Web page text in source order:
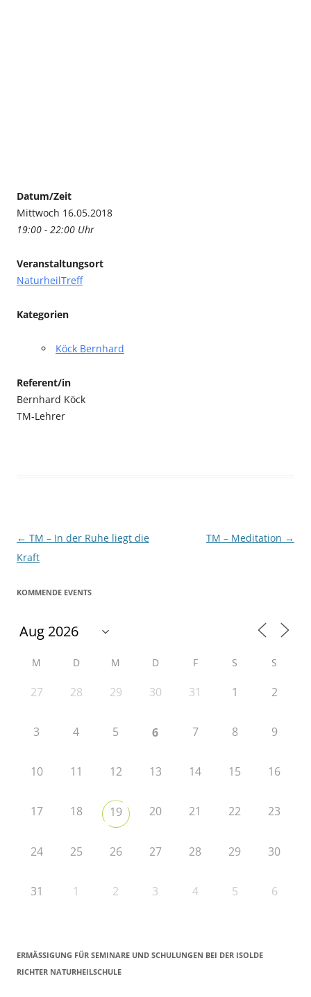
Datum/Zeit
Mittwoch 16.05.2018
19:00 - 22:00 Uhr
Veranstaltungsort
NaturheilTreff
Kategorien
Köck Bernhard
Referent/in
Bernhard Köck
TM-Lehrer
Beitragsnavigation
← TM – In der Ruhe liegt die
Kraft
TM – Meditation →
KOMMENDE EVENTS
M D M D F S S
27 28 29 30 31 1 2
3 4 5 6 7 8 9
10 11 12 13 14 15 16
17 18 19 20 21 22 23
24 25 26 27 28 29 30
31 1 2 3 4 5 6
ERMÄSSIGUNG FÜR SEMINARE UND SCHULUNGEN BEI DER ISOLDE R
ICHTER NATURHEILSCHULE